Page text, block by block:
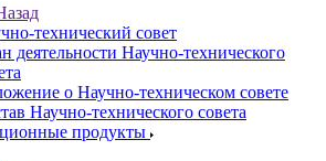
технический совет
деятельности Научно-технического
о Научно-техническом совете
Научно-технического совета
продукты